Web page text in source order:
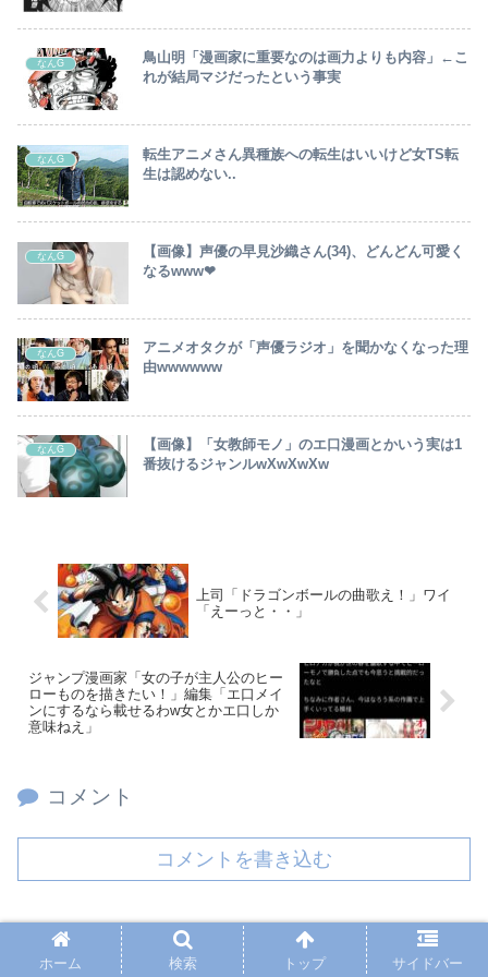
なんG
鳥山明「漫画家に重要なのは画力よりも内容」←こ
れが結局マジだったという事実
なんG
転生アニメさん異種族への転生はいいけど女TS転
生は認めない..
なんG
【画像】声優の早見沙織さん(34)、どんどん可愛く
なるwww❤
なんG
アニメオタクが「声優ラジオ」を聞かなくなった理
由wwwwww
なんG
【画像】「女教師モノ」のエ口漫画とかいう実は1
番抜けるジャンルwXwXwXw
上司「ドラゴンボールの曲歌え！」ワイ
「えーっと・・」
ジャンプ漫画家「女の子が主人公のヒー
ローものを描きたい！」編集「エ口メイ
ンにするなら載せるわw女とかエ口しか
意味ねえ」
コメント
コメントを書き込む
PAGE TOP
ホーム 検索 トップ サイドバー